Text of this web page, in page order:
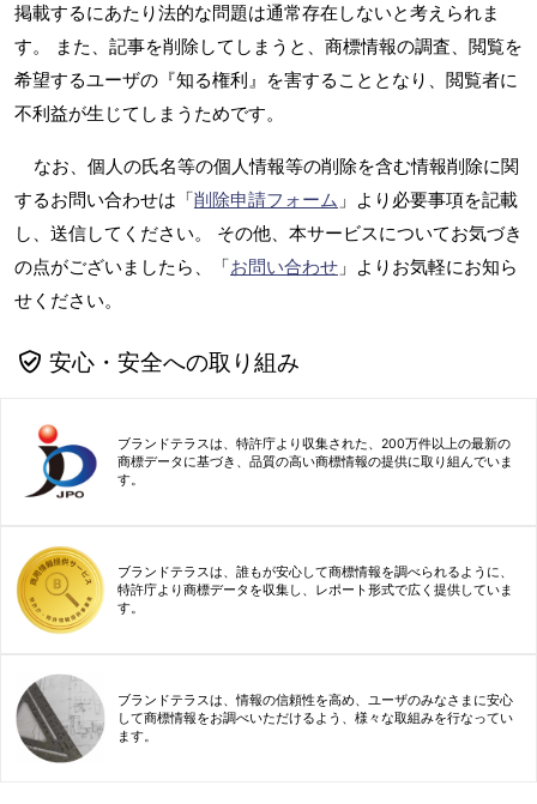
掲載するにあたり法的な問題は通常存在しないと考えられま
す。 また、記事を削除してしまうと、商標情報の調査、閲覧を
希望するユーザの『知る権利』を害することとなり、閲覧者に
不利益が生じてしまうためです。
なお、個人の氏名等の個人情報等の削除を含む情報削除に関
するお問い合わせは「削除申請フォーム 」より必要事項を記載
し、送信してください。 その他、本サービスについてお気づき
の点がございましたら、「お問い合わせ 」よりお気軽にお知ら
せください。
安心・安全への取り組み
ブランドテラスは、特許庁より収集された、200万件以上の最新の
商標データに基づき、品質の高い商標情報の提供に取り組んでいま
す。
ブランドテラスは、誰もが安心して商標情報を調べられるように、
特許庁より商標データを収集し、レポート形式で広く提供していま
す。
ブランドテラスは、情報の信頼性を高め、ユーザのみなさまに安心
して商標情報をお調べいただけるよう、様々な取組みを行なってい
ます。